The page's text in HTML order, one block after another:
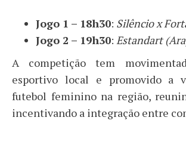
Jogo 1 – 18h30: Silêncio x
Jogo 2 – 19h30: Estandart
A competição tem
esportivo local e promovido a
futebol feminino na região,
incentivando a integração entre